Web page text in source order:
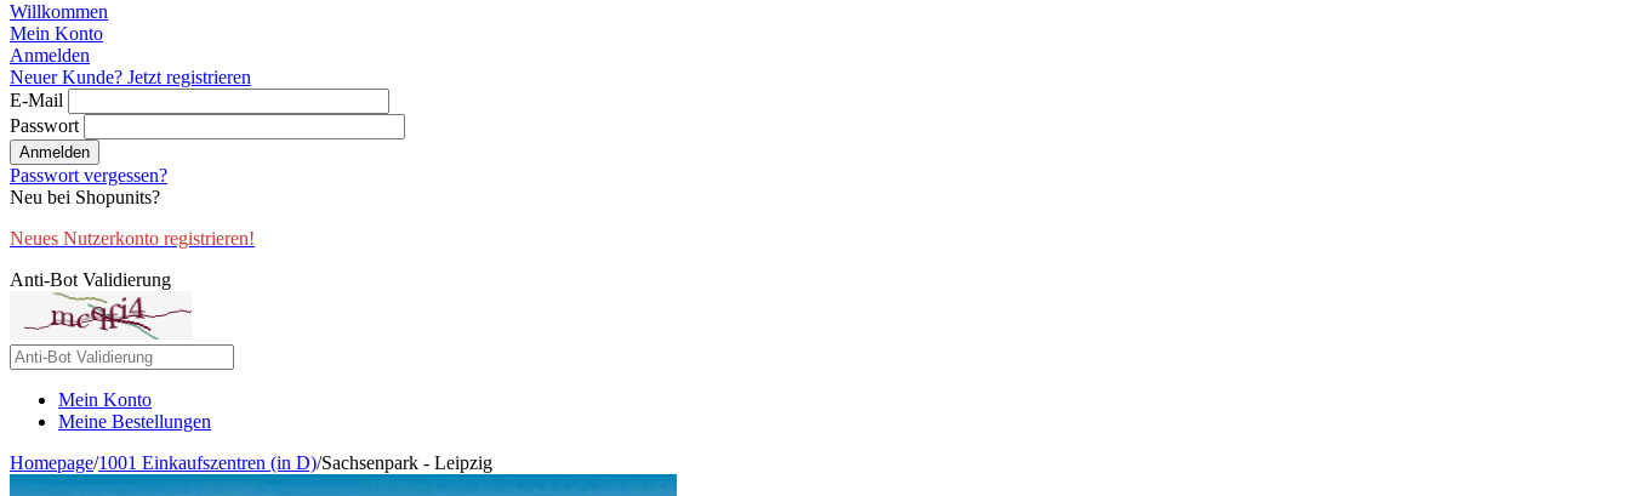
Willkommen
Mein Konto
Anmelden
Neuer Kunde? Jetzt registrieren
E-Mail
Passwort
Anmelden
Passwort vergessen?
Neu bei Shopunits?
Neues Nutzerkonto registrieren!
Anti-Bot Validierung
Mein Konto
Meine Bestellungen
Homepage/1001 Einkaufszentren (in D)/Sachsenpark - Leipzig